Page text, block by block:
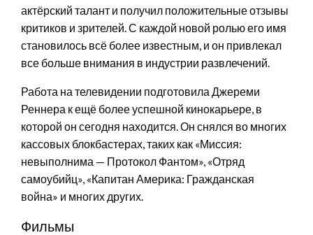
актёрский талант и получил положительные отзывы
критиков и зрителей. С каждой новой ролью его имя
становилось всё более известным, и он привлекал
все больше внимания в индустрии развлечений.
Работа на телевидении подготовила Джереми
Реннера к ещё более успешной кинокарьере, в
которой он сегодня находится. Он снялся во многих
кассовых блокбастерах, таких как «Миссия:
невыполнима — Протокол Фантом», «Отряд
самоубийц», «Капитан Америка: Гражданская
война» и многих других.
Фильмы